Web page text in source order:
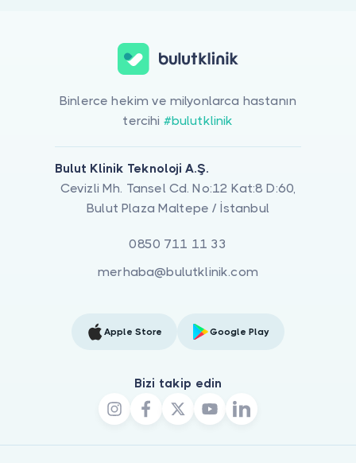
Binlerce hekim ve milyonlarca hastanın
tercihi #bulutklinik
Bulut Klinik Teknoloji A.Ş.
Cevizli Mh. Tansel Cd. No:12 Kat:8 D:60,
Bulut Plaza Maltepe / İstanbul
0850 711 11 33
merhaba@bulutklinik.com
Apple Store Google Play
Bizi takip edin